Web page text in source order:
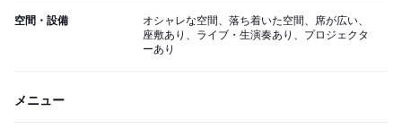
空間・設備
オシャレな空間、落ち着いた空間、席が広い、
座敷あり、ライブ・生演奏あり、プロジェクタ
ーあり
メニュー